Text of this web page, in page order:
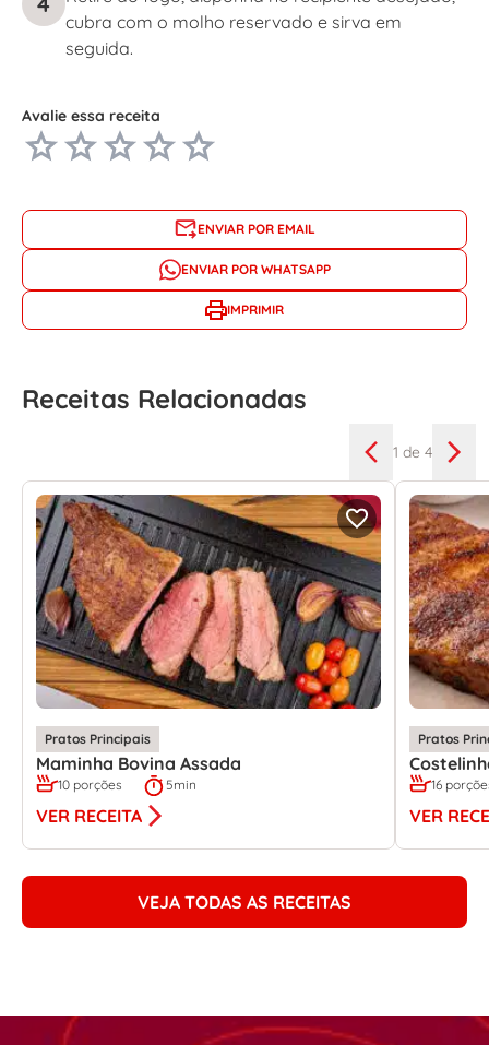
cubra com o molho reservado e sirva em
seguida.
Avalie essa receita
ENVIAR POR EMAIL
ENVIAR POR WHATSAPP
IMPRIMIR
Receitas Relacionadas
1 de 4
Pratos Principais
Maminha Bovina Assada
10 porções 5min
VER RECEITA
Pratos
16
VER
VEJA TODAS AS RECEITAS